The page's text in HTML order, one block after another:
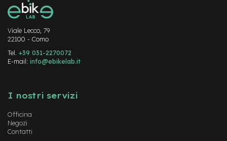
T
r
e
k
k
i
n
a
o
e
Viale Lecco, 79
22100 - Como
Tel. +39 031-2270072
E-mail: info@ebikelab.it
I nostri servizi
Officina
Negozi
Contatti